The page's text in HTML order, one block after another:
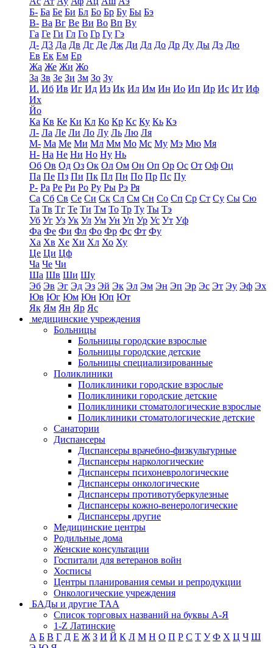
Б- Ба Бе Би Бл Бо Бр Бу Бы Бэ
В- Ва Вг Ве Ви Во Вп Ву
Га Ге Ги Гл Го Гр Гу Гэ
Д- Д3 Да Дв Дг Де Дж Ди Дл До Др Ду Ды Дэ Дю
Ев Ек Ем Ер
Жа Же Жи Жо
За Зв Зе Зи Зм Зо Зу
И. Иб Ив Иг Ид Из Ик Ил Им Ин Ио Ип Ир Ис Ит Иф
Их
Йо
Ка Кв Ке Ки Кл Ко Кр Кс Ку Кь Кэ
Л- Ла Ле Ли Ло Лу Ль Лю Ля
М- Ма Ме Ми Мл Мм Мо Мс Му Мэ Мю Мя
Н- На Не Ни Но Ну Нь
Об Ов Од Оз Ок Ол Ом Он Оп Ор Ос От Оф Оц
Па Пе Пз Пи Пк Пл Пн По Пр Пс Пу
Р- Ра Ре Ри Ро Ру Ры Рэ Ря
Са Сб Св Се Си Ск Сл См Сн Со Сп Ср Ст Су Сы Сю
Та Тв Тг Те Ти Тм То Тр Ту Ты Тэ
Уб Уг Уз Ук Ул Ум Ун Уп Ур Ус Ут Уф
Фа Фе Фи Фл Фо Фр Фс Фт Фу
Ха Хв Хе Хи Хл Хо Ху
Це Ци Цф
Ча Че Чи
Ша Шв Ши Шу
Эб Эв Эг Эд Эз Эй Эк Эл Эм Эн Эп Эр Эс Эт Эу Эф Эх
Юв Юг Юм Юн Юп Ют
Як Ям Ян Яр Яс
медицинские учреждения
Больницы
Больницы городские взрослые
Больницы городские детские
Больницы специализированные
Поликлиники
Поликлиники городские взрослые
Поликлиники городские детские
Поликлиники стоматологические взрослые
Поликлиники стоматологические детские
Санатории
Диспансеры
Диспансеры врачебно-физкультурные
Диспансеры наркологические
Диспансеры психоневрологические
Диспансеры онкологические
Диспансеры противотуберкулезные
Диспансеры кожно-венерологические
Диспансеры другие
Медицинские центры
Родильные дома
Женские консультации
Госпитали для ветеранов войн
Хосписы
Центры планирования семьи и репродукции
Онкологические учреждения
БАДы и другие ТАА
Список торговых названий на буквы А-Я
1-Z Латинские
А Б В Г Д Е Ж З И Й К Л М Н О П Р С Т У Ф Х Ц Ч Ш